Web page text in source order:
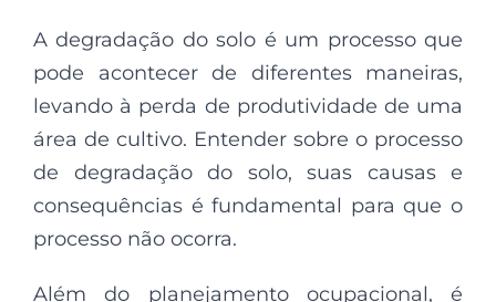
A degradação do solo é um processo que
pode acontecer de diferentes maneiras,
levando à perda de produtividade de uma
área de cultivo. Entender sobre o processo
de degradação do solo, suas causas e
consequências é fundamental para que o
processo não ocorra.
Além do planejamento ocupacional, é